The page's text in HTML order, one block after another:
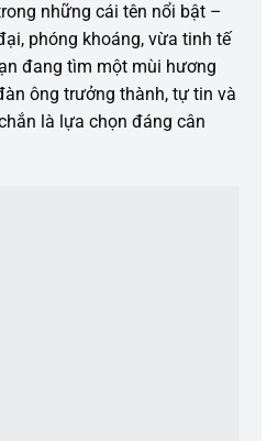
những cái tên nổi bật –
phóng khoáng, vừa tinh tế
đang tìm một mùi hương
ông trưởng thành, tự tin và
là lựa chọn đáng cân